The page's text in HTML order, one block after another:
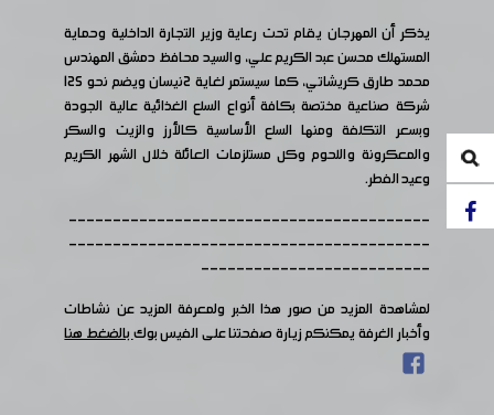
يذكر أن المهرجان يقام تحت رعاية وزير التجارة الداخلية وحماية
المستهلك محسن عبد الكريم علي، والسيد محافظ دمشق المهندس
محمد طارق كريشاتي، كما سيستمر لغاية 2نيسان ويضم نحو 125
شركة صناعية مختصة بكافة أنواع السلع الغذائية عالية الجودة
وبسعر التكلفة ومنها السلع الأساسية كالأرز والزيت والسكر
والمعكرونة واللحوم وكل مستلزمات العائلة خلال الشهر الكريم
وعيد الفطر.
-----------------------------------------
-----------------------------------------
--------------------------
لمشاهدة المزيد من صور هذا الخبر ولمعرفة المزيد عن نشاطات
وأخبار الغرفة يمكنكم زيارة صفحتنا على الفيس بوكبالضغط هنا